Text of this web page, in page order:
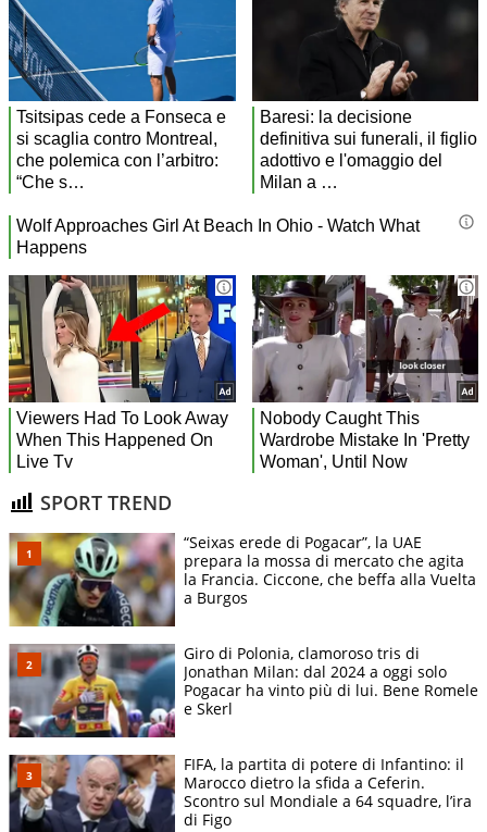
SPORT TREND
“Seixas erede di Pogacar”, la UAE
prepara la mossa di mercato che agita
la Francia. Ciccone, che beffa alla Vuelta
a Burgos
Giro di Polonia, clamoroso tris di
Jonathan Milan: dal 2024 a oggi solo
Pogacar ha vinto più di lui. Bene Romele
e Skerl
FIFA, la partita di potere di Infantino: il
Marocco dietro la sfida a Ceferin.
Scontro sul Mondiale a 64 squadre, l’ira
di Figo